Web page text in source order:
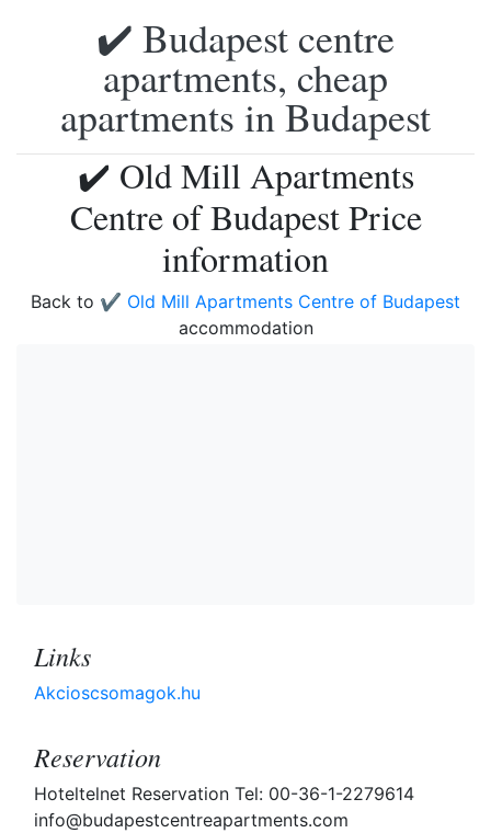
✔️ Budapest centre
apartments, cheap
apartments in Budapest
✔️ Old Mill Apartments
Centre of Budapest Price
information
Back to ✔️ Old Mill Apartments Centre of Budapest
accommodation
Links
Akcioscsomagok.hu
Reservation
Hoteltelnet Reservation Tel: 00-36-1-2279614
info@budapestcentreapartments.com